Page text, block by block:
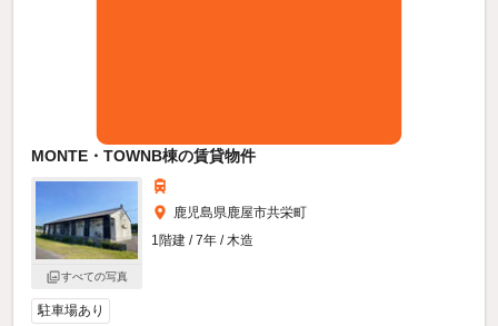
MONTE・TOWNB棟の賃貸物件
すべての写真
鹿児島県鹿屋市共栄町
1階建 / 7年 / 木造
駐車場あり